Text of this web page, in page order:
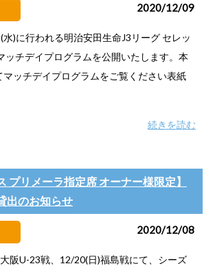
2020/12/09
水)に行われる明治安田生命J3リーグ セレッ
ッチデイプログラムを公開いたします。本
マッチデイプログラムをご覧ください表紙
続きを読む
プリメーラ指定席 オーナー様限定】
出のお知らせ
2020/12/08
阪U-23戦、12/20(日)福島戦にて、シーズ